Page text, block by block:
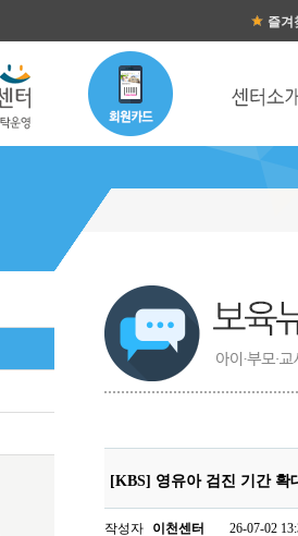
즐겨
[KBS] 영유아 검진 기간
작성자 이천센터 26-07-02